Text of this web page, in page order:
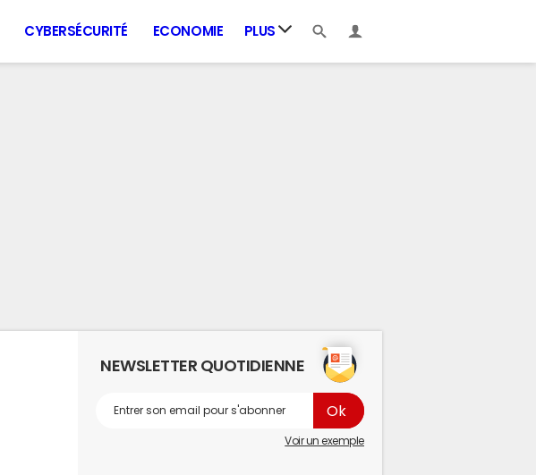
CYBERSÉCURITÉ ECONOMIE PLUS
NEWSLETTER QUOTIDIENNE
Voir un exemple